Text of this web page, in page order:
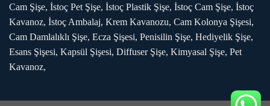
Cam Şişe, İstoç Pet Şişe, İstoç Plastik Şişe, İstoç Cam Şişe, İstoç
Kavanoz, İstoç Ambalaj, Krem Kavanozu, Cam Kolonya Şişesi,
Cam Damlalıklı Şişe, Ecza Şişesi, Penisilin Şişe, Hediyelik Şişe,
Esans Şişesi, Kapsül Şişesi, Diffuser Şişe, Kimyasal Şişe, Pet
Kavanoz,